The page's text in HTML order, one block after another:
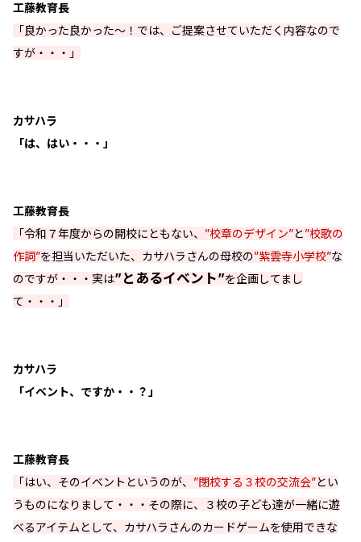
工藤教育長
「良かった良かった〜！では、ご提案させていただく内容なので
すが・・・」
カサハラ
「は、はい・・・」
工藤教育長
「令和７年度からの開校にともない、 ”校章のデザイン”と”校歌の
作詞”を担当いただいた、カサハラさんの母校の”紫雲寺小学校”な
のですが・・・実は”とあるイベント”を企画してまし
て・・・」
カサハラ
「イベント、ですか・・？」
工藤教育長
「はい、そのイベントというのが、 ”閉校する３校の交流会”とい
うものになりまして・・・その際に、３校の子ども達が一緒に遊
べるアイテムとして、カサハラさんのカードゲームを使用できな